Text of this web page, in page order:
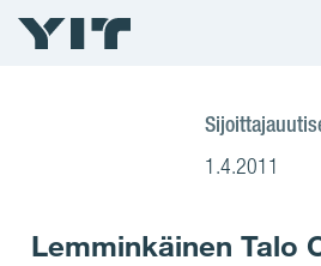
1.4.2011
Lemminkäinen Talo